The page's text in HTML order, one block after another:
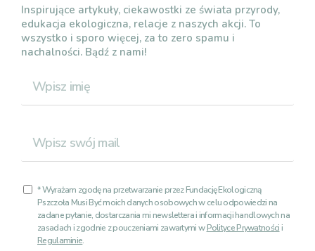
Inspirujące artykuły, ciekawostki ze świata przyrody,
edukacja ekologiczna, relacje z naszych akcji. To
wszystko i sporo więcej, za to zero spamu i
nachalności. Bądź z nami!
* Wyrażam zgodę na przetwarzanie przez Fundację Ekologiczną
Pszczoła Musi Być moich danych osobowych w celu odpowiedzi na
zadane pytanie, dostarczania mi newslettera i informacji handlowych na
zasadach i zgodnie z pouczeniami zawartymi wPolityce Prywatnościi
Regulaminie.